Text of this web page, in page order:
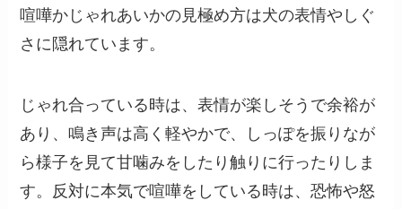
喧嘩かじゃれあいかの見極め方は犬の表情やしぐ
さに隠れています。
じゃれ合っている時は、表情が楽しそうで余裕が
あり、鳴き声は高く軽やかで、しっぽを振りなが
ら様子を見て甘噛みをしたり触りに行ったりしま
す。反対に本気で喧嘩をしている時は、恐怖や怒